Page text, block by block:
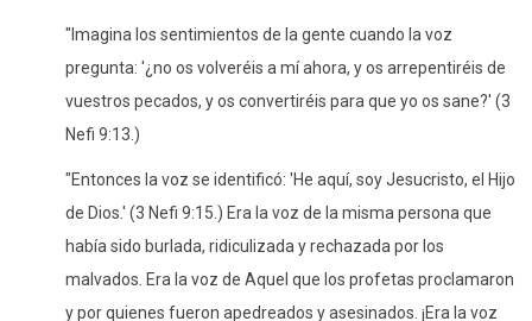
"Imagina los sentimientos de la gente cuando la voz
pregunta: '¿no os volveréis a mí ahora, y os arrepentiréis de
vuestros pecados, y os convertiréis para que yo os sane?' (3
Nefi 9:13.)
"Entonces la voz se identificó: 'He aquí, soy Jesucristo, el Hijo
de Dios.' (3 Nefi 9:15.) Era la voz de la misma persona que
había sido burlada, ridiculizada y rechazada por los
malvados. Era la voz de Aquel que los profetas proclamaron
y por quienes fueron apedreados y asesinados. ¡Era la voz